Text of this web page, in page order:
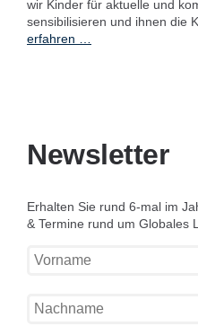
wir Kinder für aktuelle und
sensibilisieren und ihnen die
erfahren …
Newsletter
Erhalten Sie rund 6-mal im
& Termine rund um Globales